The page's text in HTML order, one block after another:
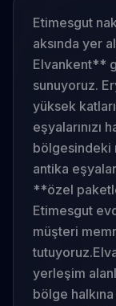
Etimesgut
aksında yer
Elvankent**
sunuyoruz.
yüksek
eşyalarınızı
bölgesindeki
antika
**özel
Etimesgut
müşteri
tutuyoruz.
yerleşim
bölge